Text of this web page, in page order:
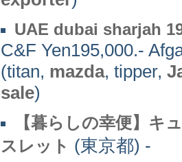
UAE dubai sharjah
C&F Yen195,000.-
(titan, mazda, tipper,
sale)
【暮らしの幸便】キ
スレット (東京都) -